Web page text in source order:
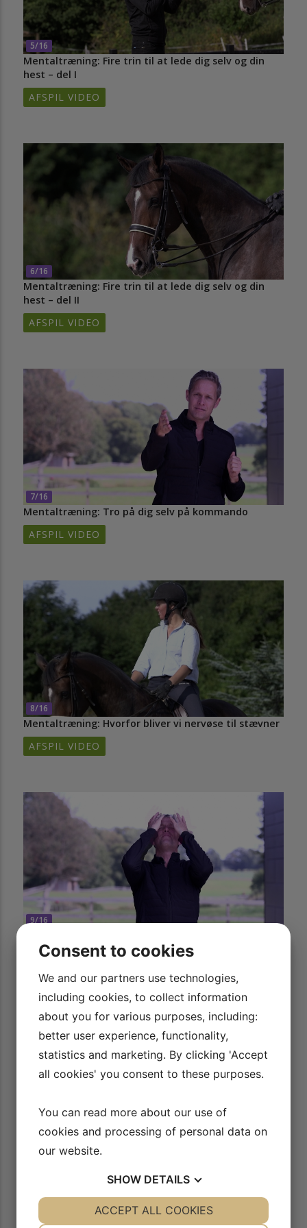
5/16
Mentaltræning: Fire trin til at lede dig selv og din
hest – del I
AFSPIL VIDEO
6/16
Mentaltræning: Fire trin til at lede dig selv og din
hest – del II
AFSPIL VIDEO
7/16
Mentaltræning: Tro på dig selv på kommando
AFSPIL VIDEO
8/16
Mentaltræning: Hvorfor bliver vi nervøse til stævner
AFSPIL VIDEO
9/16
AFSPIL VIDEO
10/16
Mentaltræning: Styr på nerverne del II
Consent to cookies
We and our partners use technologies,
including cookies, to collect information
about you for various purposes, including:
better user experience, functionality,
statistics and marketing. By clicking 'Accept
all cookies' you consent to these purposes.
You can read more about our use of
cookies and processing of personal data on
our website.
SHOW DETAILS
YES NO YES NO
ACCEPT ALL COOKIES